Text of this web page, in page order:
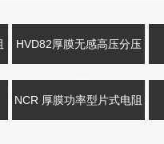
HVD82厚膜无感高压分压
电阻
NCR 厚膜功率型片式电阻